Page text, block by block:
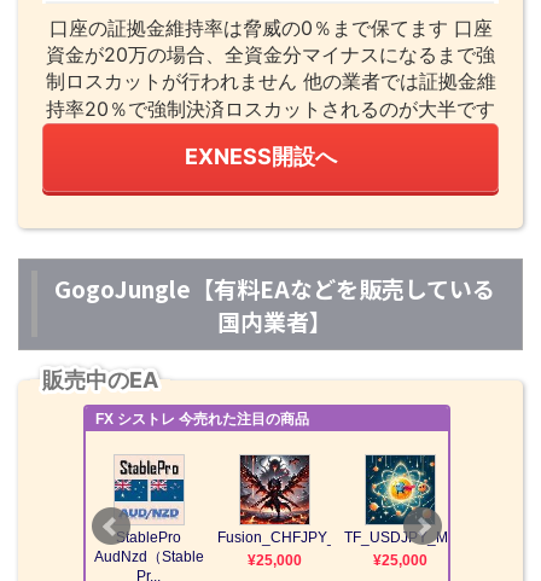
口座の証拠金維持率は脅威の0％まで保てます 口座
資金が20万の場合、全資金分マイナスになるまで強
制ロスカットが行われません 他の業者では証拠金維
持率20％で強制決済ロスカットされるのが大半です
EXNESS開設へ
GogoJungle【有料EAなどを販売している
国内業者】
販売中のEA